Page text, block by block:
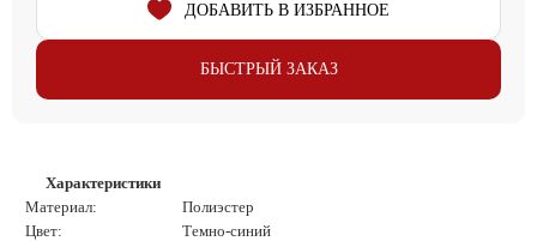
БЫСТРЫЙ ЗАКАЗ
ДОБАВИТЬ В ИЗБРАННОЕ
Характеристики
Материал:
Полиэстер
Цвет:
Темно-синий